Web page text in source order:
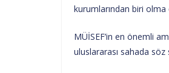
kurumlarından biri
MÜİSEF’in en önemli
uluslararası sahada